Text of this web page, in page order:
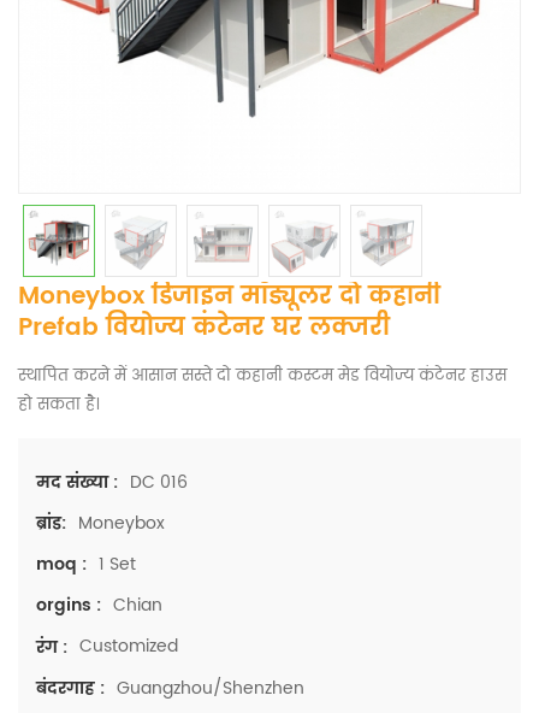
Moneybox डिजाइन मॉड्यूलर दो कहानी
Prefab वियोज्य कंटेनर घर लक्जरी
स्थापित करने में आसान सस्ते दो कहानी कस्टम मेड वियोज्य कंटेनर हाउस
हो सकता है।
मद संख्या : DC 016
ब्रांड: Moneybox
moq : 1 Set
orgins : Chian
रंग : Customized
बंदरगाह : Guangzhou/Shenzhen